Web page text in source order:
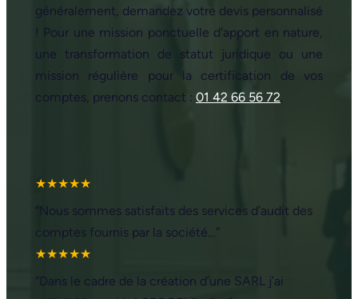
généralement, demandez votre devis personnalisé
! Pour une mission ponctuelle d'apport en nature,
une transformation de statut juridique ou une
mission régulière pour la certification de vos
comptes, prenons contact : 01 42 66 56 72.
★★★★★
“Nous sommes satisfaits des services d’audit des
comptes fournis par la société…”
★★★★★
“Dans le cadre de la création d’une SARL j’ai